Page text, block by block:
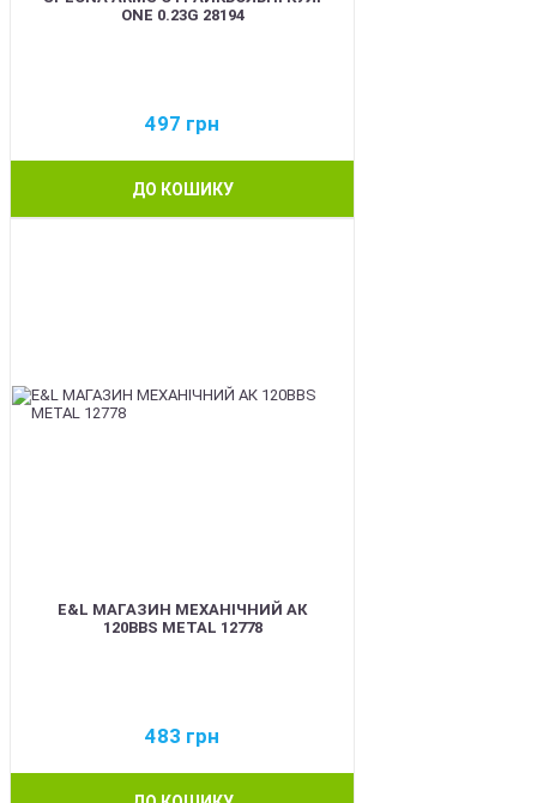
ONE 0.23G 28194
497 грн
ДО КОШИКУ
E&L МАГАЗИН МЕХАНІЧНИЙ АК
120BBS METAL 12778
483 грн